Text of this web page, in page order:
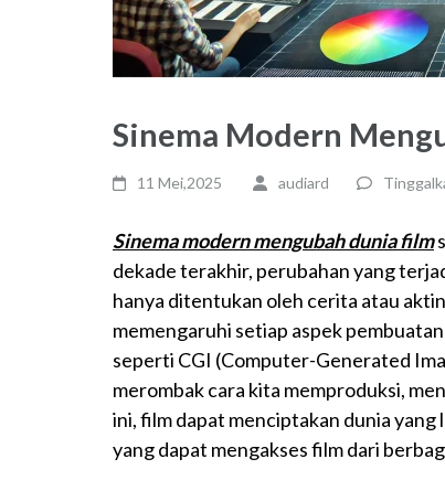
Sinema Modern
11 Mei,2025 audiard
Sinema modern mengubah dunia film
dekade terakhir, perubahan yang
hanya ditentukan oleh cerita atau
memengaruhi setiap aspek
seperti CGI (Computer-Generated
merombak cara kita memproduksi,
ini, film dapat menciptakan dunia
yang dapat mengakses film dari